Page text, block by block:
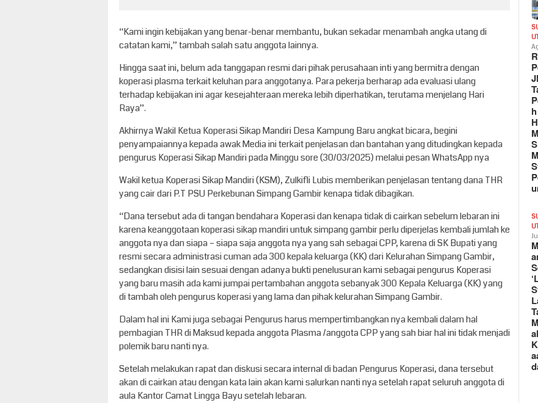
“Kami ingin kebijakan yang benar-benar membantu, bukan sekadar menambah angka utang di
catatan kami,” tambah salah satu anggota lainnya.
Hingga saat ini, belum ada tanggapan resmi dari pihak perusahaan inti yang bermitra dengan
koperasi plasma terkait keluhan para anggotanya. Para pekerja berharap ada evaluasi ulang
terhadap kebijakan ini agar kesejahteraan mereka lebih diperhatikan, terutama menjelang Hari
Raya”.
Akhirnya Wakil Ketua Koperasi Sikap Mandiri Desa Kampung Baru angkat bicara, begini
penyampaiannya kepada awak Media ini terkait penjelasan dan bantahan yang ditudingkan kepada
pengurus Koperasi Sikap Mandiri pada Minggu sore (30/03/2025) melalui pesan WhatsApp nya
Wakil ketua Koperasi Sikap Mandiri (KSM), Zulkifli Lubis memberikan penjelasan tentang dana THR
yang cair dari P.T PSU Perkebunan Simpang Gambir kenapa tidak dibagikan.
“Dana tersebut ada di tangan bendahara Koperasi dan kenapa tidak di cairkan sebelum lebaran ini
karena keanggotaan koperasi sikap mandiri untuk simpang gambir perlu diperjelas kembali jumlah ke
anggota nya dan siapa – siapa saja anggota nya yang sah sebagai CPP, karena di SK Bupati yang
resmi secara administrasi cuman ada 300 kepala keluarga (KK) dari Kelurahan Simpang Gambir,
sedangkan disisi lain sesuai dengan adanya bukti penelusuran kami sebagai pengurus Koperasi
yang baru masih ada kami jumpai pertambahan anggota sebanyak 300 Kepala Keluarga (KK) yang
di tambah oleh pengurus koperasi yang lama dan pihak kelurahan Simpang Gambir.
Dalam hal ini Kami juga sebagai Pengurus harus mempertimbangkan nya kembali dalam hal
pembagian THR di Maksud kepada anggota Plasma /anggota CPP yang sah biar hal ini tidak menjadi
polemik baru nanti nya.
Setelah melakukan rapat dan diskusi secara internal di badan Pengurus Koperasi, dana tersebut
akan di cairkan atau dengan kata lain akan kami salurkan nanti nya setelah rapat seluruh anggota di
aula Kantor Camat Lingga Bayu setelah lebaran.